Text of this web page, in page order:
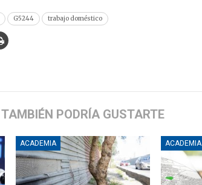
G5244 trabajo doméstico
TAMBIÉN PODRÍA GUSTARTE
ACADEMIA ACADEMIA